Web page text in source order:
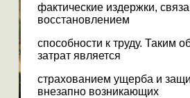
фактические издержки,
восстановлением
способности к труду. Таким
затрат является
страхованием ущерба и
внезапно возникающих